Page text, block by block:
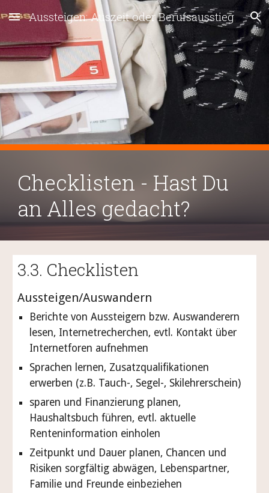
Skip to main content Skip to navigation
Aussteigen: Auszeit oder Berufsausstieg
Checklisten - Hast Du
an Alles gedacht?
3.3. Checklisten
Aussteigen/Auswandern
Berichte von Aussteigern bzw. Auswanderern
lesen, Internetrecherchen, evtl. Kontakt über
Internetforen aufnehmen
Sprachen lernen, Zusatzqualifikationen
erwerben (z.B. Tauch-, Segel-, Skilehrerschein)
sparen und Finanzierung planen,
Haushaltsbuch führen, evtl. aktuelle
Renteninformation einholen
Zeitpunkt und Dauer planen, Chancen und
Risiken sorgfältig abwägen, Lebenspartner,
Familie und Freunde einbeziehen